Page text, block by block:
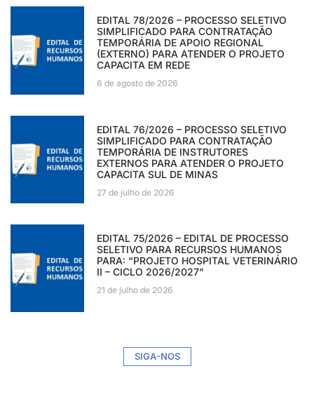
EDITAL 78/2026 – PROCESSO SELETIVO
SIMPLIFICADO PARA CONTRATAÇÃO
TEMPORÁRIA DE APOIO REGIONAL
(EXTERNO) PARA ATENDER O PROJETO
CAPACITA EM REDE
6 de agosto de 2026
EDITAL 76/2026 – PROCESSO SELETIVO
SIMPLIFICADO PARA CONTRATAÇÃO
TEMPORÁRIA DE INSTRUTORES
EXTERNOS PARA ATENDER O PROJETO
CAPACITA SUL DE MINAS
27 de julho de 2026
EDITAL 75/2026 – EDITAL DE PROCESSO
SELETIVO PARA RECURSOS HUMANOS
PARA: “PROJETO HOSPITAL VETERINÁRIO
II – CICLO 2026/2027”
21 de julho de 2026
SIGA-NOS